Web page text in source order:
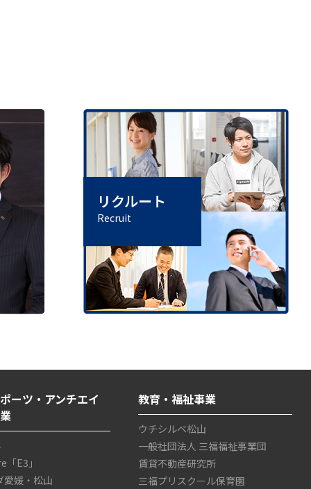
リクルート
Recruit
ーツ・アンチエイ
E3」
愛媛・松山
教育・福祉事業
ウチシルベ松山
一般社団法人 三福福祉事業団
賃貸不動産研究所
三福プリスクール保育園